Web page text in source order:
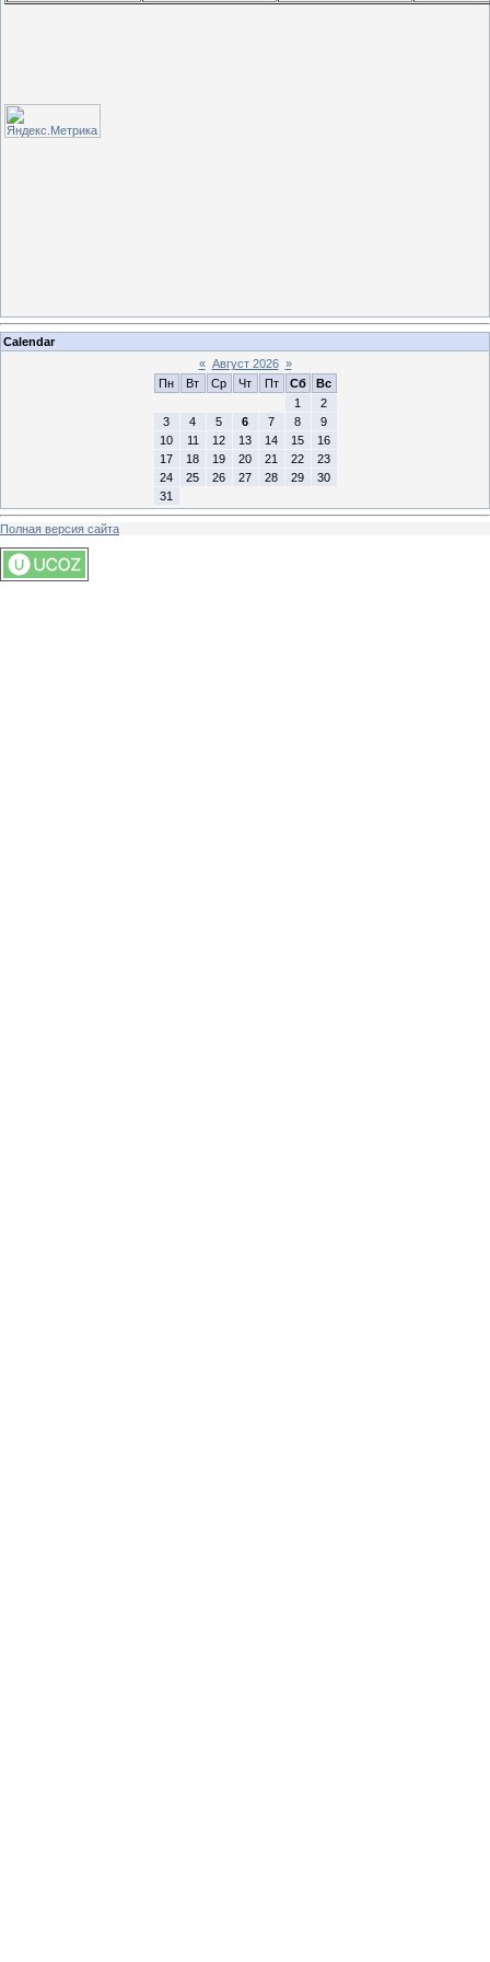
Calendar
« Август 2026 »
Пн
Вт Ср Чт Пт Сб
Вс
1
2
3
4 5 6 7 8
9
10
11 12 13 14 15
16
17
18 19 20 21 22
23
24
25 26 27 28 29
30
31
Полная версия сайта